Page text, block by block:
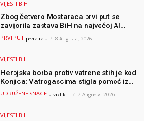
VIJESTI BIH
Zbog četvero Mostaraca prvi put se
zavijorila zastava BiH na najvećoj AI
olimpijadi, a sada je njihov mentor
postao član komiteta Međunarodne
PRVI PUT prviklik - 8 Augusta, 2026
VIJESTI BIH
Herojska borba protiv vatrene stihije kod
Konjica: Vatrogascima stigla pomoć iz
Sarajeva, helikopteri i Air Tractori
UDRUŽENE SNAGE prviklik - 7 Augusta, 2026
VIJESTI BIH